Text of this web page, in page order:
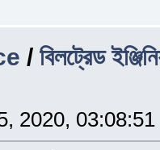
/বিলট্রেড
2020,